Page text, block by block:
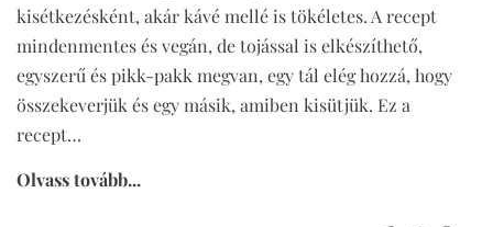
kisétkezésként, akár kávé mellé is tökéletes. A recept
mindenmentes és vegán, de tojással is elkészíthető,
egyszerű és pikk-pakk megvan, egy tál elég hozzá, hogy
összekeverjük és egy másik, amiben kisütjük. Ez a
recept…
Olvass tovább...